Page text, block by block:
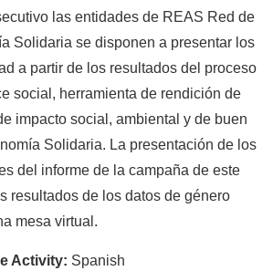
las entidades de REAS Red de
Solidaria se disponen a presentar los
a partir de los resultados del proceso
social, herramienta de rendición de
impacto social, ambiental y de buen
Solidaria. La presentación de los
del informe de la campaña de este
resultados de los datos de género
mesa virtual.
Activity: Spanish